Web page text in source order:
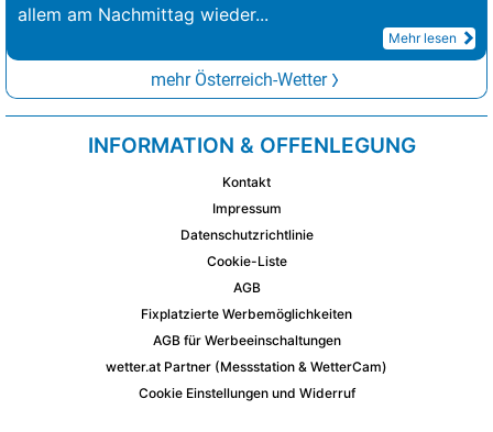
allem am Nachmittag wieder...
Mehr lesen
mehr Österreich-Wetter
INFORMATION & OFFENLEGUNG
Kontakt
Impressum
Datenschutzrichtlinie
Cookie-Liste
AGB
Fixplatzierte Werbemöglichkeiten
AGB für Werbeeinschaltungen
wetter.at Partner (Messstation & WetterCam)
Cookie Einstellungen und Widerruf